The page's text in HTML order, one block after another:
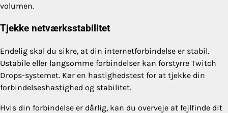
volumen.
Tjekke netværksstabilitet
Endelig skal du sikre, at din internetforbindelse er stabil.
Ustabile eller langsomme forbindelser kan forstyrre Twitch
Drops-systemet. Kør en hastighedstest for at tjekke din
forbindelseshastighed og stabilitet.
Hvis din forbindelse er dårlig, kan du overveje at fejlfinde dit